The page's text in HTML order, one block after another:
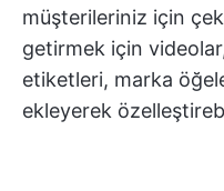
müşterileriniz için
getirmek için
etiketleri, marka
ekleyerek